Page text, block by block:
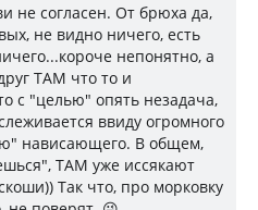
не согласен. От брюха да,
не видно ничего, есть
непонятно, а
ТАМ что то и
с "целью" опять незадача,
ввиду огромного
нависающего. В общем,
ТАМ уже иссякают
Так что, про морковку